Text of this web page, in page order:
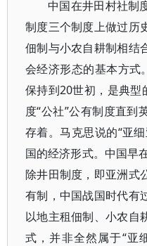
中国在井田村社制
制度三个制度上做过历
佃制与小农自耕制相结
会经济形态的基本方式
保持到20世初，是典型
度“公社”公有制度直到
存着。马克思说的“亚
国的经济形式。中国早
除井田制度，即亚洲式
有制，中国战国时代有
以地主租佃制、小农自
式，并非全然属于“亚